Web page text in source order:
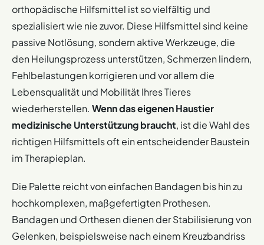
orthopädische Hilfsmittel ist so vielfältig und
spezialisiert wie nie zuvor. Diese Hilfsmittel sind keine
passive Notlösung, sondern aktive Werkzeuge, die
den Heilungsprozess unterstützen, Schmerzen lindern,
Fehlbelastungen korrigieren und vor allem die
Lebensqualität und Mobilität Ihres Tieres
wiederherstellen. Wenn das eigenen Haustier
medizinische Unterstützung braucht, ist die Wahl des
richtigen Hilfsmittels oft ein entscheidender Baustein
im Therapieplan.
Die Palette reicht von einfachen Bandagen bis hin zu
hochkomplexen, maßgefertigten Prothesen.
Bandagen und Orthesen dienen der Stabilisierung von
Gelenken, beispielsweise nach einem Kreuzbandriss